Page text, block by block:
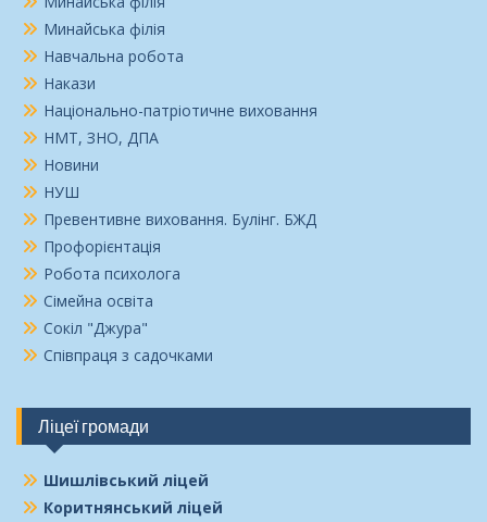
Минайська філія
Навчальна робота
Накази
Національно-патріотичне виховання
НМТ, ЗНО, ДПА
Новини
НУШ
Превентивне виховання. Булінг. БЖД
Профорієнтація
Робота психолога
Сімейна освіта
Сокіл "Джура"
Співпраця з садочками
Ліцеї громади
Шишлівський ліцей
Коритнянський ліцей